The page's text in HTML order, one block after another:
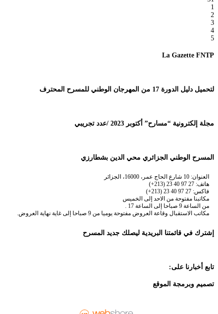
1
2
3
4
5
La Gazette FNTP
لتحميل دليل الدورة 17 من المهرجان الوطني للمسرح المحترف
مجلة إلكترونية “مسارح” أكتوبر 2023 /عدد تجريبي
المسرح الوطني الجزائري محي الدين بشطارزي
العنوان: 10 شارع الحاج عمر، 16000، الجزائر
هاتف: 27 97 40 23 (213+)
فاكس: 27 97 40 23 (213+)
مكاتبنا مفتوحة من الاحد إلى الخميس
من الساعة 9 صباحا إلى الساعة 17 .
مكاتب الاستقبال وقاعة العروض مفتوحة يوميا من 9 صباحا إلى غاية نهاية العروض.
إشترك في قائمتنا البريدية ليصلك جديد المسرح
تابع أخبارنا على:
تصميم وبرمجة الموقع